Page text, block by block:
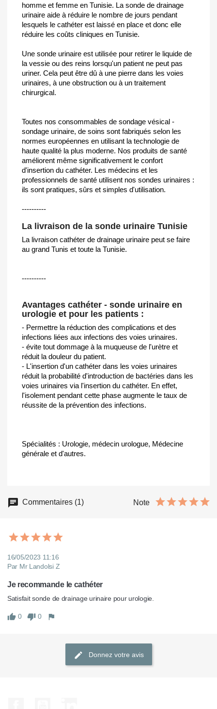
homme et femme en Tunisie. La sonde de drainage
urinaire aide à réduire le nombre de jours pendant
lesquels le cathéter est laissé en place et donc elle
réduire les coûts cliniques en Tunisie.
Une sonde urinaire est utilisée pour retirer le liquide de
la vessie ou des reins lorsqu'un patient ne peut pas
uriner. Cela peut être dû à une pierre dans les voies
urinaires, à une obstruction ou à un traitement
chirurgical.
Toutes nos consommables de sondage vésical -
sondage urinaire, de soins sont fabriqués selon les
normes européennes en utilisant la technologie de
haute qualité la plus moderne. Nos produits de santé
améliorent même significativement le confort
d'insertion du cathéter. Les médecins et les
professionnels de santé utilisent nos sondes urinaires :
ils sont pratiques, sûrs et simples d'utilisation.
----------
La livraison de la sonde urinaire Tunisie
La livraison cathéter de drainage urinaire peut se faire
au grand Tunis et toute la Tunisie.
----------
Avantages cathéter - sonde urinaire en
urologie et pour les patients :
- Permettre la réduction des complications et des
infections liées aux infections des voies urinaires.
- évite tout dommage à la muqueuse de l'urètre et
réduit la douleur du patient.
- L'insertion d'un cathéter dans les voies urinaires
réduit la probabilité d'introduction de bactéries dans les
voies urinaires via l'insertion du cathéter. En effet,
l'isolement pendant cette phase augmente le taux de
réussite de la prévention des infections.
Spécialités : Urologie, médecin urologue, Médecine
générale et d'autres.
Commentaires (1) Note
16/05/2023 11:16
Par Mr Landolsi Z
Je recommande le cathéter
Satisfait sonde de drainage urinaire pour urologie.
0 0
Donnez votre avis